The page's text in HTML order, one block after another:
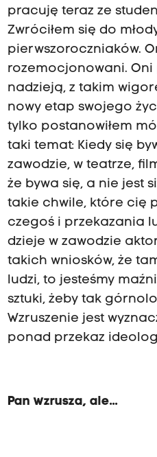
pracuję teraz ze
Zwróciłem się do
pierwszoroczniaków.
rozemocjonowani. Oni
nadzieją, z takim
nowy etap swojego
tylko postanowiłem
taki temat: Kiedy się
zawodzie, w teatrze,
że bywa się, a nie jest
takie chwile, które cię
czegoś i przekazania
dzieje w zawodzie
takich wniosków, że
ludzi, to jesteśmy
sztuki, żeby tak
Wzruszenie jest
ponad przekaz
Pan wzrusza, ale...